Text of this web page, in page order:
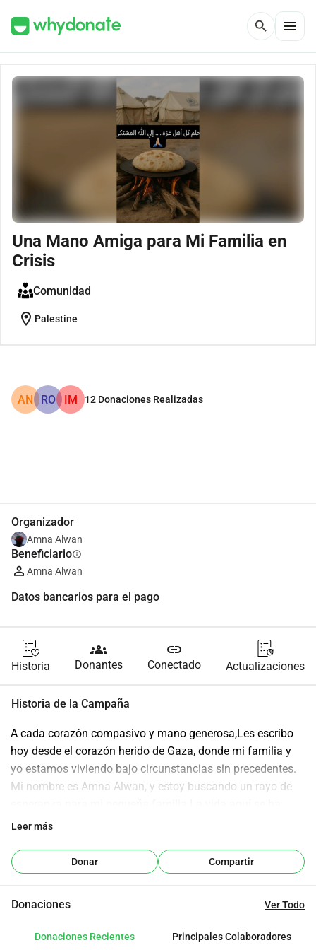
search menu
Una Mano Amiga para Mi Familia en
Crisis
Comunidad
location_on Palestine
AN RO IM 12 Donaciones Realizadas
Organizador
Amna Alwan
Beneficiarioinfo
Amna Alwan
Datos bancarios para el pago
Historia
groups
Donantes
link
Conectado Actualizaciones
Historia de la Campaña
A cada corazón compasivo y mano generosa,Les escribo
hoy desde el corazón herido de Gaza, donde mi familia y
yo estamos viviendo bajo circunstancias sin precedentes.
Mi nombre es Amna Alwan, y estoy buscando un rayo de
convertido en una lucha diaria por la supervivencia. La
hambruna golpea con fuerza, el agua potable es escasa, la
electricidad está cortada y un refugio seguro se ha
desesperación en los ojos de mis hijos cada día mientras
de proporcionarles sus derechos humanos más
Leer más
Donar Compartir
Donaciones Ver Todo
Donaciones Recientes Principales Colaboradores